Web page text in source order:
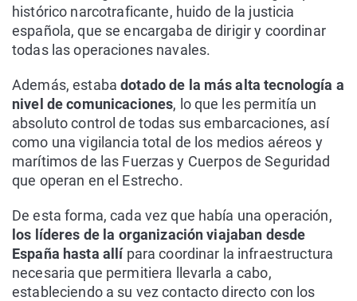
histórico narcotraficante, huido de la justicia
española, que se encargaba de dirigir y coordinar
todas las operaciones navales.
Además, estabadotado de la más alta tecnología a
nivel de comunicaciones, lo que les permitía un
absoluto control de todas sus embarcaciones, así
como una vigilancia total de los medios aéreos y
marítimos de las Fuerzas y Cuerpos de Seguridad
que operan en el Estrecho.
De esta forma, cada vez que había una operación,
los líderes de la organización viajaban desde
España hasta allí para coordinar la infraestructura
necesaria que permitiera llevarla a cabo,
estableciendo a su vez contacto directo con los